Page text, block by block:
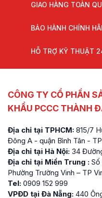
GIAO HÀNG TOÀN
BẢO HÀNH CHÍNH
HỖ TRỢ KỸ THUẬT
CÔNG TY CỔ PHẦN
KHẨU PCCC THÀNH
Địa chỉ tại TPHCM: 815/7
Đông A - quận Bình Tân -
Địa chỉ tại Hà Nội: 34
Địa chỉ tại Miền Trung : Số
Phường Trường Vinh – TP
Tel: 0909 152 999
VPĐD tại Đà Nẵng: 440